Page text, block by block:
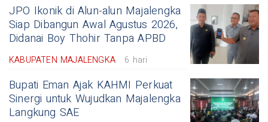
JPO Ikonik di Alun-alun Majalengka
Siap Dibangun Awal Agustus 2026,
Didanai Boy Thohir Tanpa APBD
KABUPATEN MAJALENGKA 6 hari
Bupati Eman Ajak KAHMI Perkuat
Sinergi untuk Wujudkan Majalengka
Langkung SAE